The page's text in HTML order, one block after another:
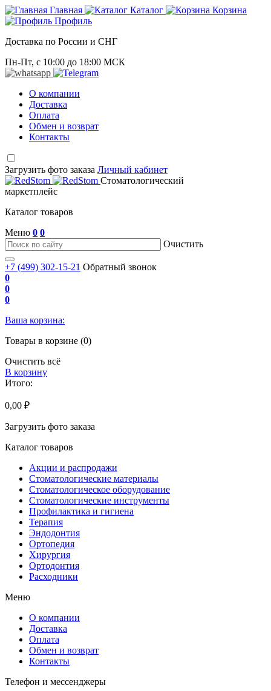
Главная Каталог
Корзина
Профиль
Доставка по России и СНГ
Пн-Пт, с 10:00 до 18:00 МСК
О компании
Доставка
Оплата
Обмен и возврат
Контакты
Загрузить фото заказа Личный кабинет
Стоматологический
маркетплейс
Каталог товаров
Меню 0 0
Очистить
+7 (499) 302-15-21 Обратный звонок
0
0
0
Ваша корзина:
Товары в корзине (0)
Очистить всё
В корзину
Итого:
0,00 ₽
Загрузить фото заказа
Каталог товаров
Акции и распродажи
Стоматологические материалы
Стоматологическое оборудование
Стоматологические инструменты
Профилактика и гигиена
Терапия
Эндодонтия
Ортопедия
Хирургия
Ортодонтия
Расходники
Меню
О компании
Доставка
Оплата
Обмен и возврат
Контакты
Телефон и мессенджеры